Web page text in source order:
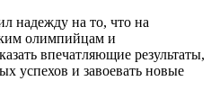
надежду на то, что на
олимпийцам и
впечатляющие результаты,
успехов и завоевать новые